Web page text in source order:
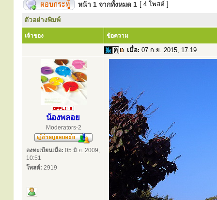
หน้า 1 จากทั้งหมด 1 [ 4 โพสต์ ]
ตัวอย่างพิมพ์
เจ้าของ ข้อความ
เมื่อ: 07 ก.ย. 2015, 17:19
น้องพลอย
Moderators-2
ลงทะเบียนเมื่อ: 05 มิ.ย. 2009,
10:51
โพสต์: 2919